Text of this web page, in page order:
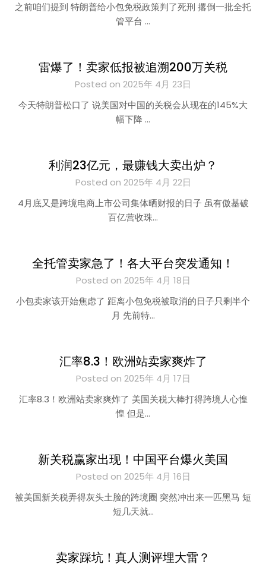
之前咱们提到 特朗普给小包免税政策判了死刑 撂倒一批全托
管平台 …
雷爆了！卖家低报被追溯200万关税
Posted on 2025年 4月 23日
今天特朗普松口了 说美国对中国的关税会从现在的145%大
幅下降 …
利润23亿元，最赚钱大卖出炉？
Posted on 2025年 4月 22日
4月底又是跨境电商上市公司集体晒财报的日子 虽有傲基破
百亿营收珠…
全托管卖家急了！各大平台突发通知！
Posted on 2025年 4月 18日
小包卖家该开始焦虑了 距离小包免税被取消的日子只剩半个
月 先前特…
汇率8.3！欧洲站卖家爽炸了
Posted on 2025年 4月 17日
汇率8.3！欧洲站卖家爽炸了 美国关税大棒打得跨境人心惶
惶 但是…
新关税赢家出现！中国平台爆火美国
Posted on 2025年 4月 16日
被美国新关税弄得灰头土脸的跨境圈 突然冲出来一匹黑马 短
短几天就…
卖家踩坑！真人测评埋大雷？